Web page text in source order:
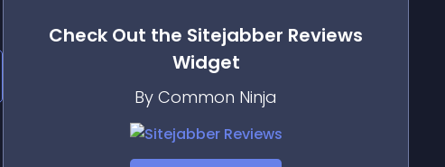
Check Out the Sitejabber Reviews
Widget
By Common Ninja